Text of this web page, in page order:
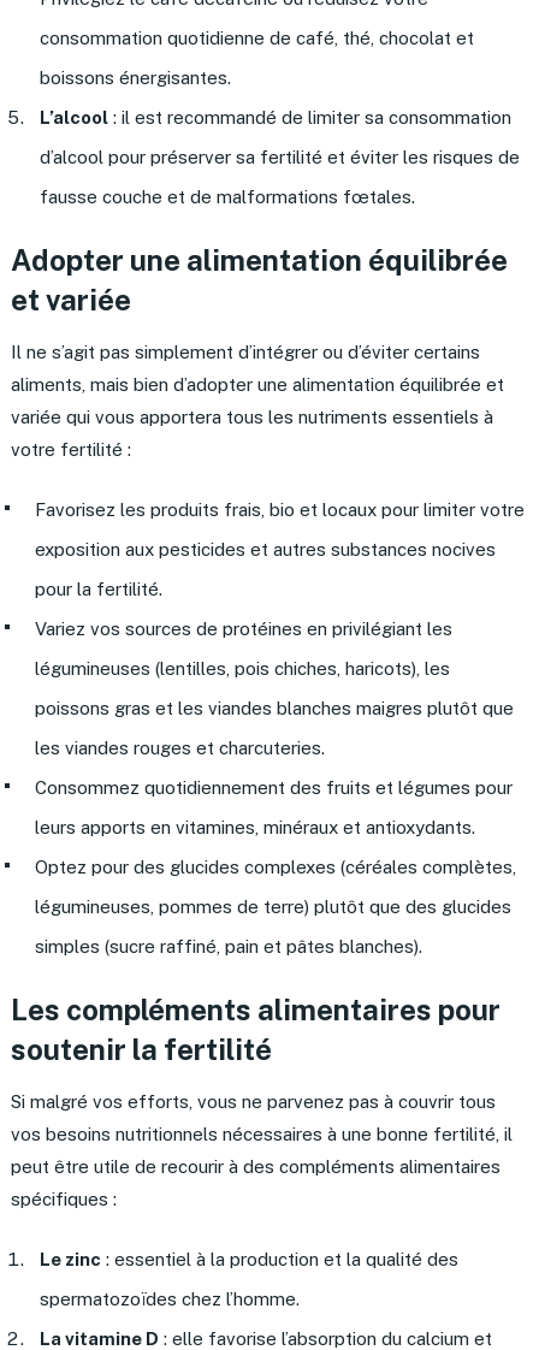
consommation quotidienne de café, thé, chocolat et
boissons énergisantes.
L’alcool: il est recommandé de limiter sa consommation
d’alcool pour préserver sa fertilité et éviter les risques de
fausse couche et de malformations fœtales.
Adopter une alimentation équilibrée
et variée
Il ne s’agit pas simplement d’intégrer ou d’éviter certains
aliments, mais bien d’adopter une alimentation équilibrée et
variée qui vous apportera tous les nutriments essentiels à
votre fertilité :
Favorisez les produits frais, bio et locaux pour limiter votre
exposition aux pesticides et autres substances nocives
pour la fertilité.
Variez vos sources de protéines en privilégiant les
légumineuses (lentilles, pois chiches, haricots), les
poissons gras et les viandes blanches maigres plutôt que
les viandes rouges et charcuteries.
Consommez quotidiennement des fruits et légumes pour
leurs apports en vitamines, minéraux et antioxydants.
Optez pour des glucides complexes (céréales complètes,
légumineuses, pommes de terre) plutôt que des glucides
simples (sucre raffiné, pain et pâtes blanches).
Les compléments alimentaires pour
soutenir la fertilité
Si malgré vos efforts, vous ne parvenez pas à couvrir tous
vos besoins nutritionnels nécessaires à une bonne fertilité, il
peut être utile de recourir à des compléments alimentaires
spécifiques :
Le zinc : essentiel à la production et la qualité des
spermatozoïdes chez l’homme.
La vitamine D : elle favorise l’absorption du calcium et